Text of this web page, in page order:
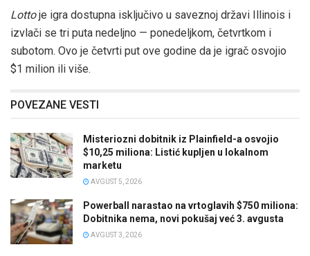
Lottoje igra dostupna isključivo u saveznoj državi Illinois i
izvlači se tri puta nedeljno — ponedeljkom, četvrtkom i
subotom. Ovo je četvrti put ove godine da je igrač osvojio
$1 milion ili više.
POVEZANE VESTI
Misteriozni dobitnik iz Plainfield-a osvojio
$10,25 miliona: Listić kupljen u lokalnom
marketu
AVGUST 5, 2026
Powerball narastao na vrtoglavih $750 miliona:
Dobitnika nema, novi pokušaj već 3. avgusta
AVGUST 3, 2026